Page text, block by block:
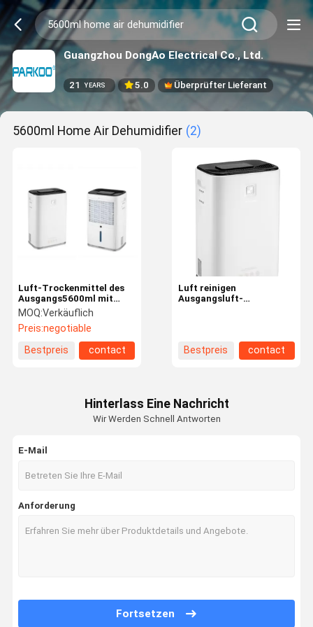
Guangzhou DongAo Electrical Co., Ltd.
21 YEARS 5.0 Überprüfter Lieferant
5600ml Home Air Dehumidifier (2)
Luft-Trockenmittel des
Ausgangs5600ml mit
Hepa
MOQ:Verkäuflich
Preis:negotiable
Bestpreis
contact
Luft reinigen
Ausgangsluft-
Bestpreis contact
Hinterlass Eine Nachricht
Wir Werden Schnell Antworten
E-Mail
Anforderung
Fortsetzen